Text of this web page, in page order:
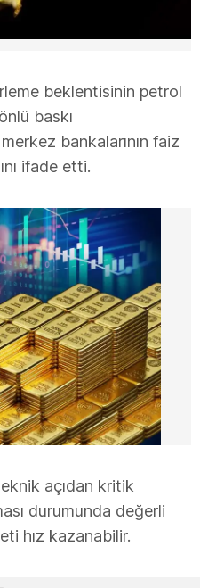
beklentisinin petrol
baskı
bankalarının faiz
ifade etti.
açıdan kritik
durumunda değerli
hız kazanabilir.